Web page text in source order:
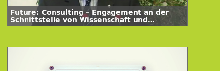
Future: Consulting – Engagement an der
Schnittstelle von Wissenschaft und
Wirtschaft